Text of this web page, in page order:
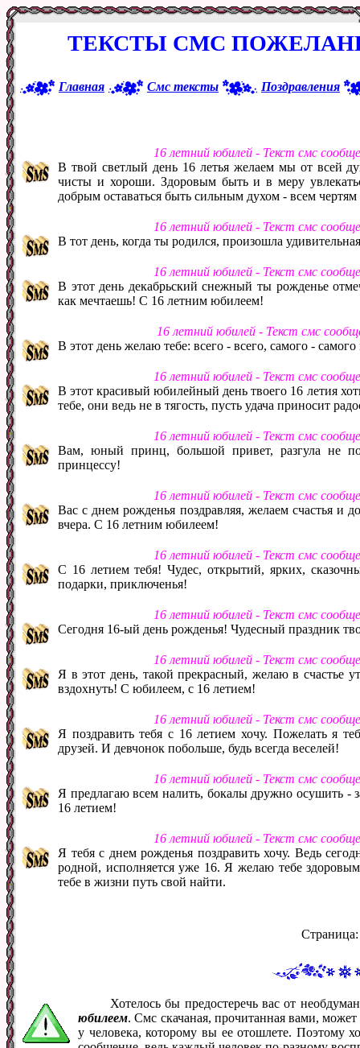
ТЕКСТЫ СМС
Главная Смс тексты Поздравления
16 летний юбилей - Текст смс
В твой светлый день 16 летья желаем мы от всей
чисты и хороши. Здоровым быть и в меру
добрым оставаться быть сильным духом - всем чертям
16 летний юбилей - Текст смс
В тот день, когда ты родился, произошла
16 летний юбилей - Текст смс
В этот день декабрьский снежный ты рожденье
как мечтаешь! С 16 летним юбилеем!
16 летний юбилей - Текст смс
В этот день желаю тебе: всего - всего, самого -
16 летний юбилей - Текст смс
В этот красивый юбилейный день твоего 16 летия
тебе, они ведь не в тягость, пусть удача приносит
16 летний юбилей - Текст смс
Вам, юный принц, большой привет, разгула не
принцессу!
16 летний юбилей - Текст смс
Вас с днем рожденья поздравляя, желаем счастья и
вчера. С 16 летним юбилеем!
16 летний юбилей - Текст смс
С 16 летием тебя! Чудес, открытий, ярких,
подарки, приключенья!
16 летний юбилей - Текст смс
Сегодня 16-ый день рожденья! Чудесный праздник
16 летний юбилей - Текст смс
Я в этот день, такой прекрасный, желаю в счастье
вздохнуть! С юбилеем, с 16 летием!
16 летний юбилей - Текст смс
Я поздравить тебя с 16 летием хочу. Пожелать я
друзей. И девчонок побольше, будь всегда веселей!
16 летний юбилей - Текст смс
Я предлагаю всем налить, бокалы дружно осушить
16 летием!
16 летний юбилей - Текст смс
Я тебя с днем рожденья поздравить хочу. Ведь
родной, исполняется уже 16. Я желаю тебе
тебе в жизни путь свой найти.
Хотелось бы предостеречь вас от
юбилеем. Смс скачаная, прочитанная вами,
у человека, которому вы ее отошлете. Поэтому